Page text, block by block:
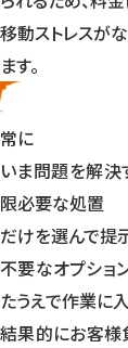
移動ストレスが
ます。
必要最小限の作
水道修理は状況
常に
いま問題を解決
限必要な処置
だけを選んで提
不要なオプショ
たうえで作業に入
結果的にお客様